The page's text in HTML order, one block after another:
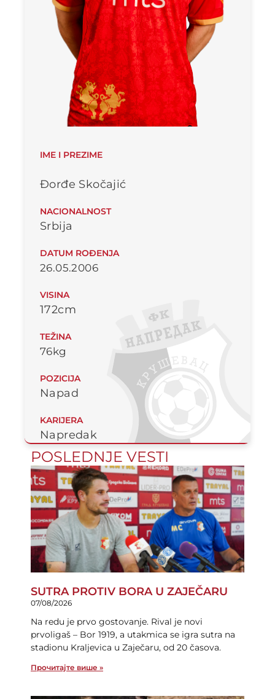
IME I PREZIME
Đorđe Skočajić
NACIONALNOST
Srbija
DATUM ROĐENJA
26.05.2006
VISINA
172cm
TEŽINA
76kg
POZICIJA
Napad
KARIJERA
Napredak
POSLEDNJE VESTI
SUTRA PROTIV BORA U ZAJEČARU
07/08/2026
Na redu je prvo gostovanje. Rival je novi
prvoligaš – Bor 1919, a utakmica se igra sutra na
stadionu Kraljevica u Zaječaru, od 20 časova.
Прочитајте више »